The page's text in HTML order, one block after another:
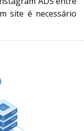
site é necessário